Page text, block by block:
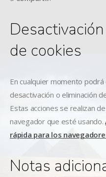
de cookies
En cualquier momento
desactivación o eliminación
Estas acciones se realizan
navegador que esté usando.
rápida para los
Notas